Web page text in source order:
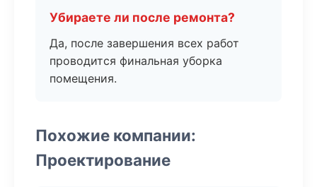
Убираете ли после ремонта?
Да, после завершения всех работ
проводится финальная уборка
помещения.
Похожие компании:
Проектирование